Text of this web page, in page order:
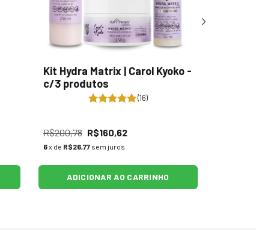
Kit Hydra Matrix | Carol Kyoko -
c/3 produtos
(16)
R$200,78 R$160,62
6x de R$26,77 sem juros
ADICIONAR AO CARRINHO